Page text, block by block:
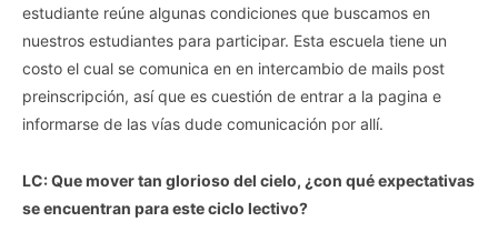
estudiante reúne algunas condiciones que buscamos en
nuestros estudiantes para participar. Esta escuela tiene un
costo el cual se comunica en en intercambio de mails post
preinscripción, así que es cuestión de entrar a la pagina e
informarse de las vías dude comunicación por allí.
LC: Que mover tan glorioso del cielo, ¿con qué expectativas
se encuentran para este ciclo lectivo?